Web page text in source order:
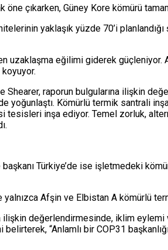
çıkarken, Güney Kore kömürü
yaklaşık yüzde 70’i
uzaklaşma eğilimi giderek
raporun bulgularına ilişkin
yoğunlaştı. Kömürlü termik santrali
inşa ediyor. Temel zorluk,
Türkiye’de ise işletmedeki
Afşin ve Elbistan A kömürlü
ilişkin değerlendirmesinde, iklim
“Anlamlı bir COP31